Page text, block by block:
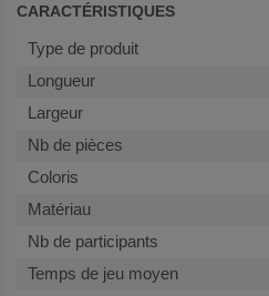
CARACTÉRISTIQUES
Plus